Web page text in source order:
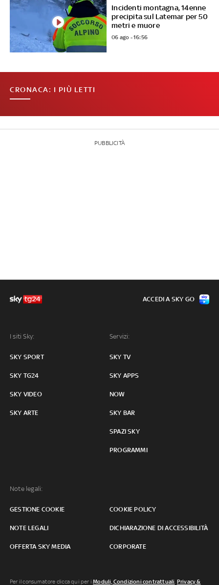
Incidenti montagna, 14enne
precipita sul Latemar per 50
metri e muore
06 ago - 16:56
CRONACA: I PIÙ LETTI
PUBBLICITÀ
I siti Sky:
SKY SPORT
SKY TG24
SKY VIDEO
SKY ARTE
Servizi:
SKY TV
SKY APPS
NOW
SKY BAR
SPAZI SKY
PROGRAMMI
Note legali:
GESTIONE COOKIE COOKIE POLICY
NOTE LEGALI DICHIARAZIONE DI ACCESSIBILITÀ
OFFERTA SKY MEDIA CORPORATE
ACCEDI A SKY GO
Per il consumatore clicca qui per iModuli, Condizioni contrattuali, Privacy &